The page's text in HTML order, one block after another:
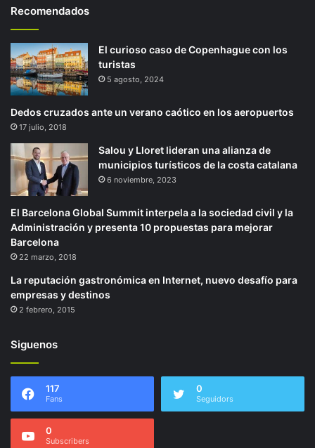
Recomendados
El curioso caso de Copenhague con los
turistas
5 agosto, 2024
Dedos cruzados ante un verano caótico en los aeropuertos
17 julio, 2018
Salou y Lloret lideran una alianza de
municipios turísticos de la costa catalana
6 noviembre, 2023
El Barcelona Global Summit interpela a la sociedad civil y la
Administración y presenta 10 propuestas para mejorar
Barcelona
22 marzo, 2018
La reputación gastronómica en Internet, nuevo desafío para
empresas y destinos
2 febrero, 2015
Siguenos
117
Fans
0
Seguidors
0
Subscribers